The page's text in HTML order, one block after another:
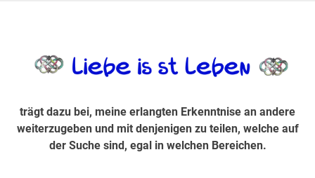
Suche sind, egal in welchen Bereichen.
trägt dazu bei, meine erlangten Erkenntnise an andere
weiterzugeben und mit denjenigen zu teilen, welche auf
der Suche sind, egal in welchen Bereichen.